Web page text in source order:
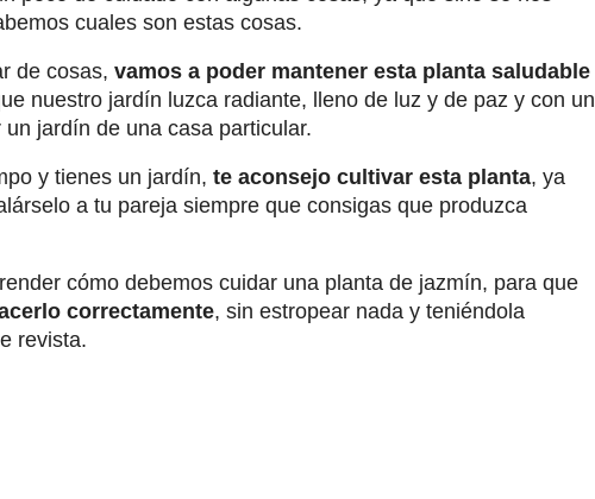
cuales son estas cosas.
de cosas, vamos a poder mantener esta planta saludable
nuestro jardín luzca radiante, lleno de luz y de paz y con un
jardín de una casa particular.
y tienes un jardín, te aconsejo cultivar esta planta, ya
a tu pareja siempre que consigas que produzca
cómo debemos cuidar una planta de jazmín, para que
correctamente, sin estropear nada y teniéndola
revista.